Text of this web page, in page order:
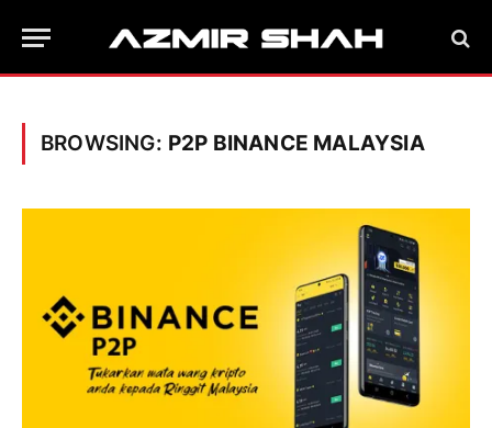
BROWSING: P2P BINANCE MALAYSIA